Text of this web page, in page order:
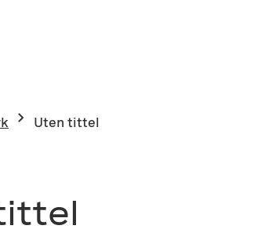
Uten tittel